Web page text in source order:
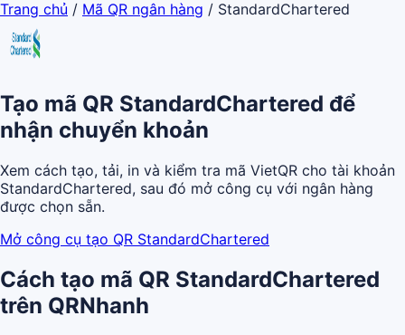
Trang chủ / Mã QR ngân hàng / StandardChartered
Tạo mã QR StandardChartered để
nhận chuyển khoản
Xem cách tạo, tải, in và kiểm tra mã VietQR cho tài khoản
StandardChartered, sau đó mở công cụ với ngân hàng
được chọn sẵn.
Mở công cụ tạo QR StandardChartered
Cách tạo mã QR StandardChartered
trên QRNhanh